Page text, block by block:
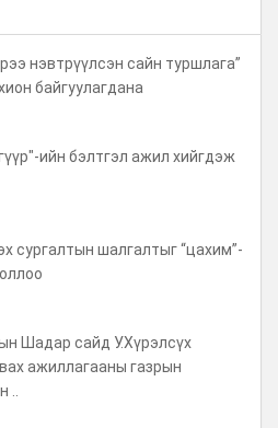
нэвтрүүлсэн сайн туршлага”
байгуулагдана
ийн бэлтгэл ажил хийгдэж
сургалтын шалгалтыг “цахим”-
Шадар сайд У.Хүрэлсүх
ажиллагааны газрын